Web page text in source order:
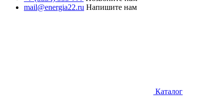
mail@energia22.ru Напишите нам
Каталог